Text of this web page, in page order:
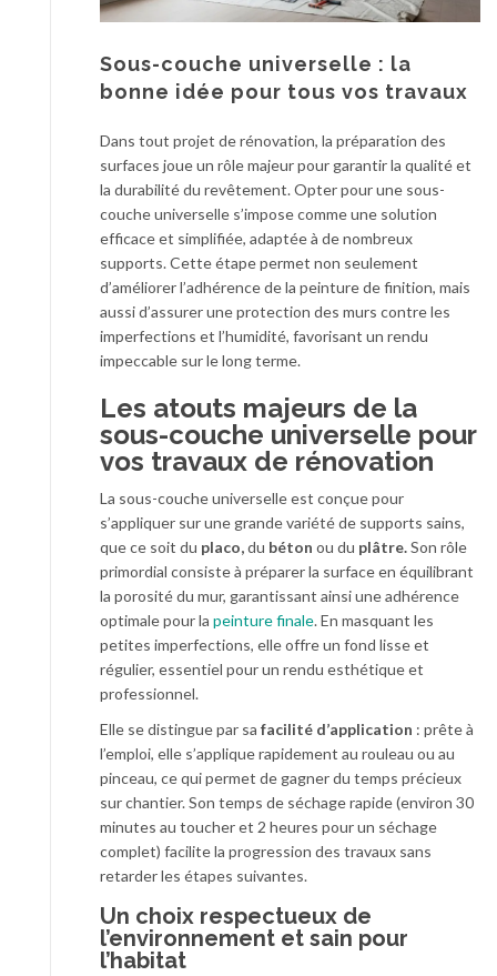
Sous-couche universelle : la
bonne idée pour tous vos travaux
Dans tout projet de rénovation, la préparation des
surfaces joue un rôle majeur pour garantir la qualité et
la durabilité du revêtement. Opter pour une sous-
couche universelle s’impose comme une solution
efficace et simplifiée, adaptée à de nombreux
supports. Cette étape permet non seulement
d’améliorer l’adhérence de la peinture de finition, mais
aussi d’assurer une protection des murs contre les
imperfections et l’humidité, favorisant un rendu
impeccable sur le long terme.
Les atouts majeurs de la
sous-couche universelle pour
vos travaux de rénovation
La sous-couche universelle est conçue pour
s’appliquer sur une grande variété de supports sains,
que ce soit du placo,du béton ou du plâtre.Son rôle
primordial consiste à préparer la surface en équilibrant
la porosité du mur, garantissant ainsi une adhérence
optimale pour la peinture finale. En masquant les
petites imperfections, elle offre un fond lisse et
régulier, essentiel pour un rendu esthétique et
professionnel.
Elle se distingue par sa facilité d’application : prête à
l’emploi, elle s’applique rapidement au rouleau ou au
pinceau, ce qui permet de gagner du temps précieux
sur chantier. Son temps de séchage rapide (environ 30
minutes au toucher et 2 heures pour un séchage
complet) facilite la progression des travaux sans
retarder les étapes suivantes.
Un choix respectueux de
l’environnement et sain pour
l’habitat